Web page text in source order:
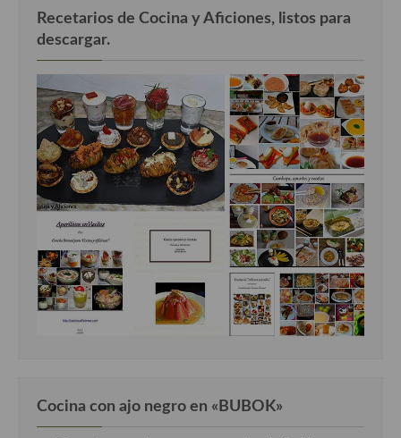
Recetarios de Cocina y Aficiones, listos para
descargar.
Cocina con ajo negro en «BUBOK»